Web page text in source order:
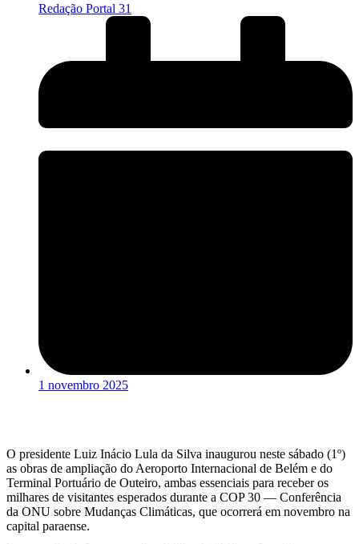
Redação Portal 31
1 novembro 2025
O presidente Luiz Inácio Lula da Silva inaugurou neste sábado (1º)
as obras de ampliação do Aeroporto Internacional de Belém e do
Terminal Portuário de Outeiro, ambas essenciais para receber os
milhares de visitantes esperados durante a COP 30 — Conferência
da ONU sobre Mudanças Climáticas, que ocorrerá em novembro na
capital paraense.